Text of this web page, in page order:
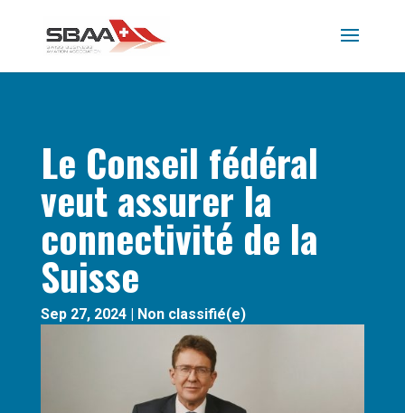
Le Conseil fédéral
veut assurer la
connectivité de la
Suisse
Sep 27, 2024| Non classifié(e)